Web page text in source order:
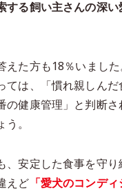
する飼い主さんの深い
えた方も18％いまし
ては、「慣れ親しんだ
の健康管理」と判断さ
。
、安定した食事を守り
えど 「愛犬のコンデ